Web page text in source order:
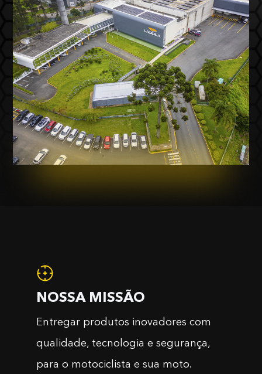
NOSSA MISSÃO
Entregar produtos inovadores com
qualidade, tecnologia e segurança,
para o motociclista e sua moto.